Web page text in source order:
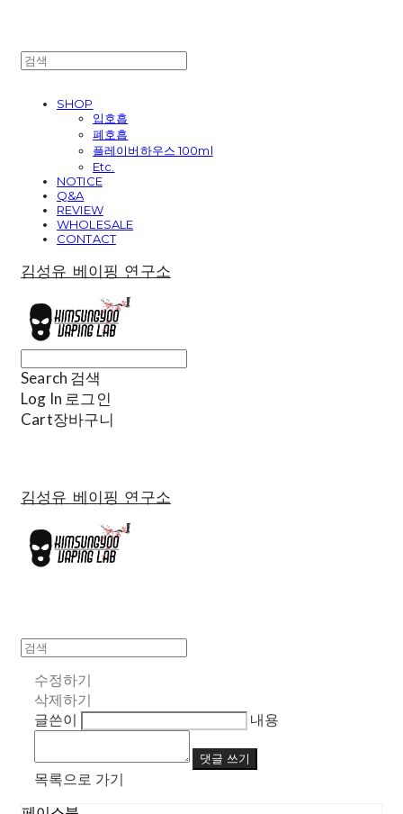
SHOP
입호흡
폐호흡
플레이버하우스 100ml
Etc.
NOTICE
Q&A
REVIEW
WHOLESALE
CONTACT
김성유 베이핑 연구소
Search 검색
Log In 로그인
Cart장바구니
김성유 베이핑 연구소
수정하기
삭제하기
글쓴이
내용
댓글 쓰기
목록으로 가기